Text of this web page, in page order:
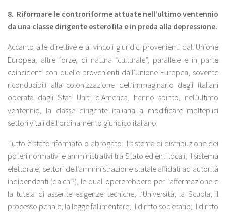
8. Riformare le controriforme attuate nell’ultimo ventennio
da una classe dirigente esterofila e in preda alla depressione.
Accanto alle direttive e ai vincoli giuridici provenienti dall’Unione
Europea, altre forze, di natura “culturale”, parallele e in parte
coincidenti con quelle provenienti dall’Unione Europea, sovente
riconducibili alla colonizzazione dell’immaginario degli italiani
operata dagli Stati Uniti d’America, hanno spinto, nell’ultimo
ventennio, la classe dirigente italiana a modificare molteplici
settori vitali dell’ordinamento giuridico italiano.
Tutto è stato riformato o abrogato: il sistema di distribuzione dei
poteri normativi e amministrativi tra Stato ed enti locali; il sistema
elettorale; settori dell’amministrazione statale affidati ad autorità
indipendenti (da chi?), le quali opererebbero per l’affermazione e
la tutela di asserite esigenze tecniche; l’Università; la Scuola; il
processo penale; la legge fallimentare; il diritto societario; il diritto